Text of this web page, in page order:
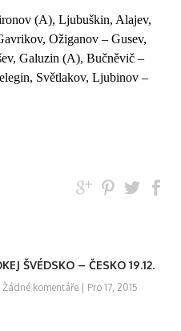
(A), Ljubuškin, Alajev,
Ožiganov – Gusev,
Galuzin (A), Bučněvič –
Světlakov, Ljubinov –
ŠVÉDSKO – ČESKO 19.12.
Žádné komentáře| Pro 17, 2015